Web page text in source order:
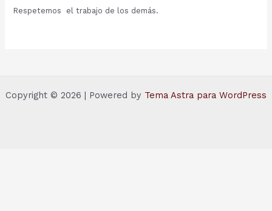
Respetemos el trabajo de los demás.
Copyright © 2026 | Powered by Tema Astra para WordPress